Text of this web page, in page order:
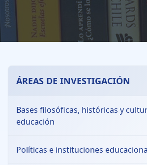
ÁREAS DE INVESTIGACIÓN
Bases filosóficas, históricas y
educación
Políticas e instituciones